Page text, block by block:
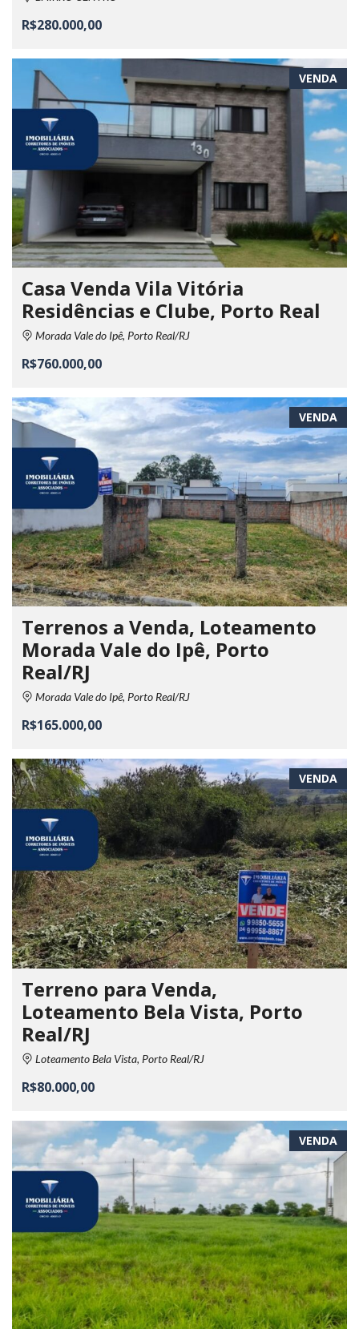
R$280.000,00
VENDA
Casa Venda Vila Vitória
Residências e Clube, Porto Real
Morada Vale do Ipê, Porto Real/RJ
R$760.000,00
VENDA
Terrenos a Venda, Loteamento
Morada Vale do Ipê, Porto
Real/RJ
Morada Vale do Ipê, Porto Real/RJ
R$165.000,00
VENDA
Terreno para Venda,
Loteamento Bela Vista, Porto
Real/RJ
Loteamento Bela Vista, Porto Real/RJ
R$80.000,00
VENDA